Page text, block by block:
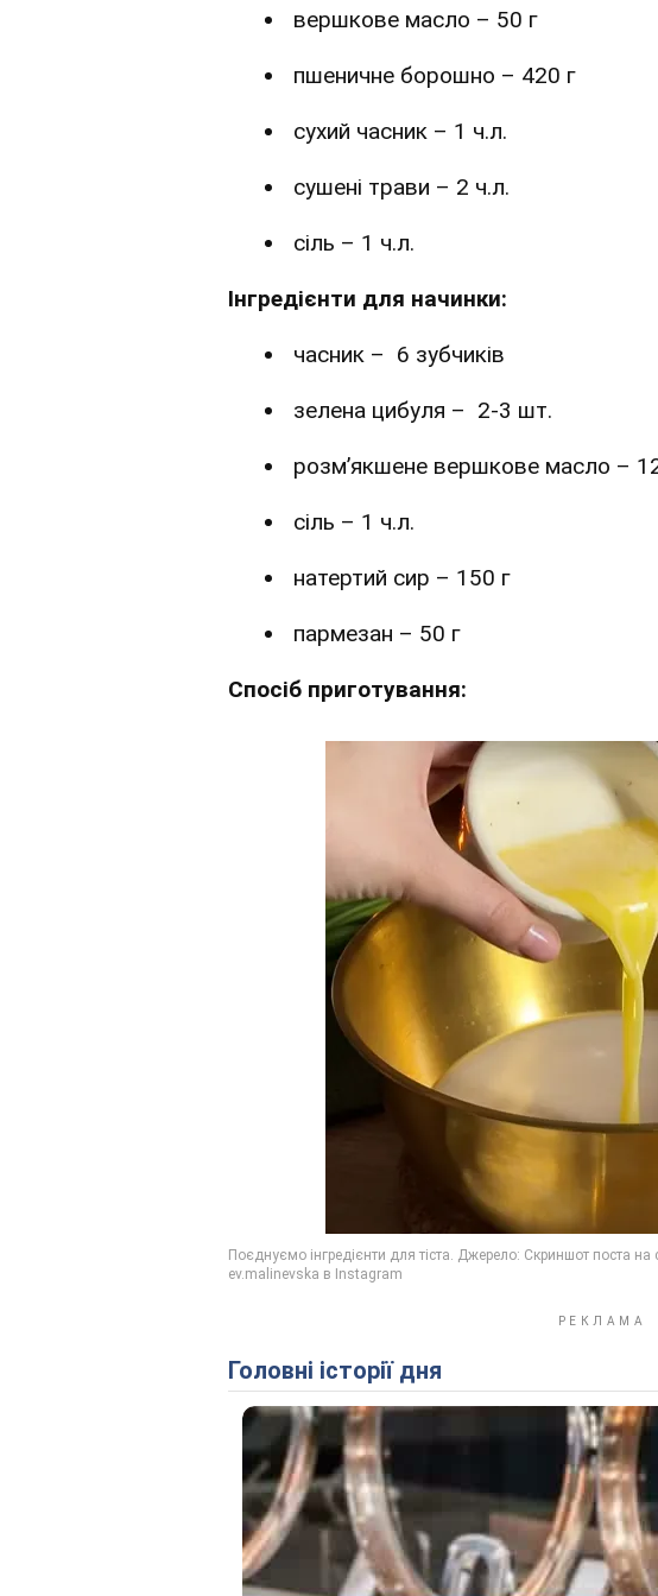
вершкове масло – 50 г
пшеничне борошно – 420 г
сухий часник – 1 ч.л.
сушені трави – 2 ч.л.
сіль – 1 ч.л.
Інгредієнти для начинки:
часник – 6 зубчиків
зелена цибуля – 2-3 шт.
розм’якшене вершкове масло –
сіль – 1 ч.л.
натертий сир – 150 г
пармезан – 50 г
Спосіб приготування:
Головні історії дня